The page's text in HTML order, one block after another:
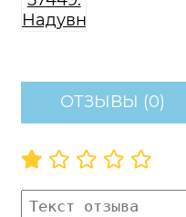
ОТЗЫВЫ (0)